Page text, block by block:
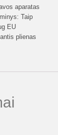
aparatas
Taip
EU
plienas